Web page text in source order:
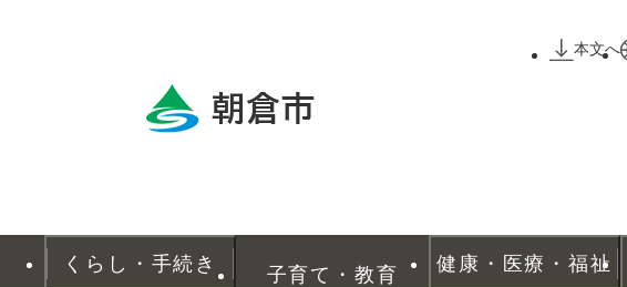
本文へ
くらし・手続き 子育て・教育 健康・医療・福祉